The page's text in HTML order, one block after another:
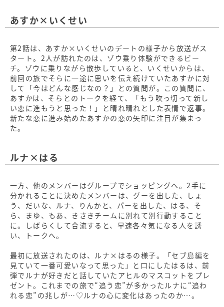
あすか×いくせい
第2話は、あすか×いくせいのデートの様子から放送がス
タート。2人が訪れたのは、ゾウ乗り体験ができるビー
チ。ゾウに乗りながら散歩していると、いくせいからは、
前回の旅でそらに一途に思いを伝え続けていたあすかに対
して「今はどんな感じなの？」との質問が。この質問に、
あすかは、そらとのトークを経て、「もう吹っ切って新し
い恋に進もうと思った！」と晴れ晴れとした表情で返事。
新たな恋に進み始めたあすかの恋の矢印に注目が集まっ
た。
ルナ×はる
一方、他のメンバーはグループでショッピングへ。2手に
分かれることに決めたメンバーは、グーを出した、しょ
う、だいな、ルナ、りんかと、パーを出した、はる、そ
ら、まゆ、もあ、きさきチームに別れて別行動すること
に。しばらくして合流すると、早速各々気になる人を誘
い、トークへ。
最初に放送されたのは、ルナ×はるの様子。「セブ島編を
見ていて一番可愛いなって思った」と口にしたはるは、前
弾でルナが好きだと話していたアヒルのマスコットをプレ
ゼント。これまでの旅で“追う恋”が多かったルナに“追わ
れる恋”の兆しが…♡ルナの心に変化はあったのか…。